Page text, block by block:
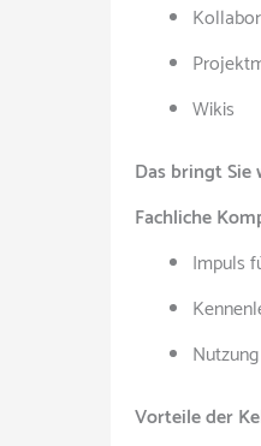
Wikis
Das bringt Sie
Fachliche
Impuls
Vorteile der